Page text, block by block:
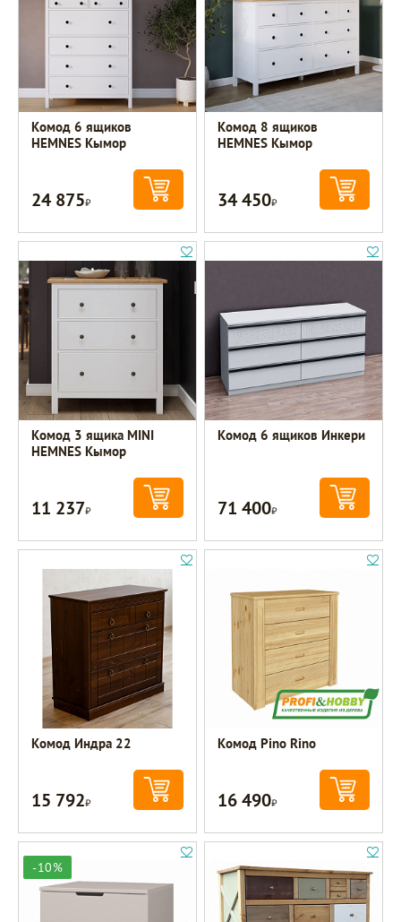
Комод 6 ящиков
HEMNES Кымор
24 875Р
Комод 8 ящиков
HEMNES Кымор
34 450Р
Комод 3 ящика MINI
HEMNES Кымор
11 237Р
Комод 6 ящиков Инкери
71 400Р
Комод Индра 22
15 792Р
Комод Pino Rino
16 490Р
-10%